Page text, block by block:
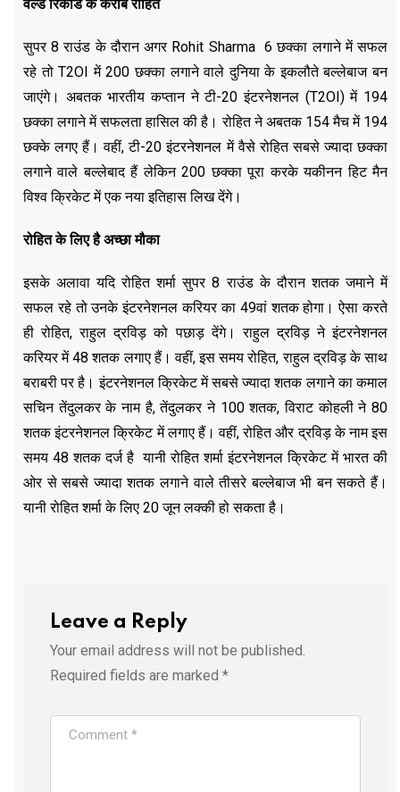
वर्ल्ड रिकॉर्ड के करीब रोहित
सुपर 8 राउंड के दौरान अगर Rohit Sharma 6 छक्का लगाने में सफल
रहे तो T2OI में 200 छक्का लगाने वाले दुनिया के इकलौते बल्लेबाज बन
जाएंगे। अबतक भारतीय कप्तान ने टी-20 इंटरनेशनल (T2OI) में 194
छक्का लगाने में सफलता हासिल की है। रोहित ने अबतक 154 मैच में 194
छक्के लगए हैं। वहीं, टी-20 इंटरनेशनल में वैसे रोहित सबसे ज्यादा छक्का
लगाने वाले बल्लेबाद हैं लेकिन 200 छक्का पूरा करके यकीनन हिट मैन
विश्व क्रिकेट में एक नया इतिहास लिख देंगे।
रोहित के लिए है अच्छा मौका
इसके अलावा यदि रोहित शर्मा सुपर 8 राउंड के दौरान शतक जमाने में
सफल रहे तो उनके इंटरनेशनल करियर का 49वां शतक होगा। ऐसा करते
ही रोहित, राहुल द्रविड़ को पछाड़ देंगे। राहुल द्रविड़ ने इंटरनेशनल
करियर में 48 शतक लगाए हैं। वहीं, इस समय रोहित, राहुल द्रविड़ के साथ
बराबरी पर है। इंटरनेशनल क्रिकेट में सबसे ज्यादा शतक लगाने का कमाल
सचिन तेंदुलकर के नाम है, तेंदुलकर ने 100 शतक, विराट कोहली ने 80
शतक इंटरनेशनल क्रिकेट में लगाए हैं। वहीं, रोहित और द्रविड़ के नाम इस
समय 48 शतक दर्ज है यानी रोहित शर्मा इंटरनेशनल क्रिकेट में भारत की
ओर से सबसे ज्यादा शतक लगाने वाले तीसरे बल्लेबाज भी बन सकते हैं।
यानी रोहित शर्मा के लिए 20 जून लक्की हो सकता है।
Leave a Reply
Your email address will not be published.
Required fields are marked *